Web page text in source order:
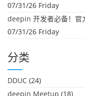
07/31/26 Friday
deepin 开发者必备！
07/31/26 Friday
分类
DDUC (24)
deepin Meetup (18)